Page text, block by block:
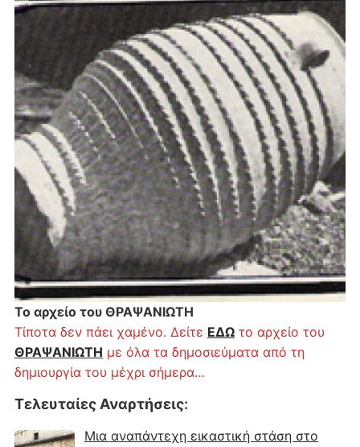
Το αρχείο του ΘΡΑΨΑΝΙΩΤΗ
Τίποτα δεν πάει χαμένο. Δείτε ΕΔΩτο αρχείο του
ΘΡΑΨΑΝΙΩΤΗ με όλα τα δημοσιεύματα από τη
δημιουργία του μέχρι σήμερα…
Τελευταίες Αναρτήσεις:
Μια αναπάντεχη εικαστική στάση στο